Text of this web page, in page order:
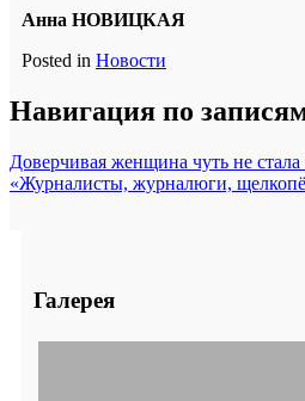
Анна НОВИЦКАЯ
Posted in Новости
Навигация по
Доверчивая женщина чуть не
«Журналисты, журналюги,
Галерея